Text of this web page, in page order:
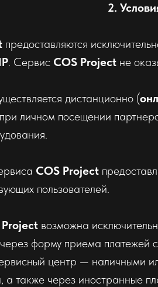
2.
предоставляются
. Сервис COS Project не
дистанционно (
личном посещении
COS Project
пользователей.
Project возможна
форму приема платежей с
центр — наличными
а также через иностранные